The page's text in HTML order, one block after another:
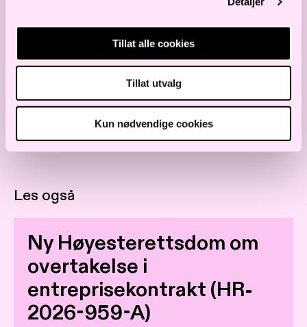
Tillat alle cookies
Tillat utvalg
Kun nødvendige cookies
voldgiftssaker i våre lokaler,
og tilgang til en slik sal var en
veldig stor fordel, legger
partner Johnny Johansen til.
Les også
Ny Høyesterettsdom om
overtakelse i
entreprisekontrakt (HR-
2026-959-A)